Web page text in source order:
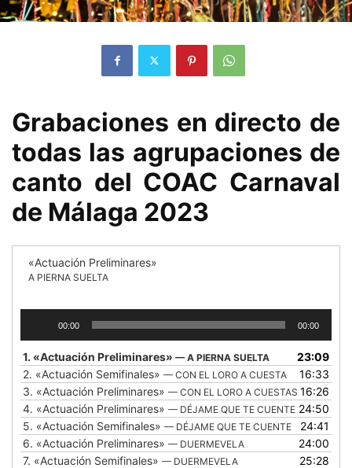
Grabaciones en directo de
todas las agrupaciones de
canto del COAC Carnaval
de Málaga 2023
«Actuación Preliminares»
A PIERNA SUELTA
audio
00:00 00:00
1. «Actuación Preliminares» — A PIERNA SUELTA
23:09
2. «Actuación Semifinales» — CON EL LORO A CUESTA
16:33
3. «Actuación Preliminares» — CON EL LORO A CUESTAS 16:26
4. «Actuación Preliminares» — DÉJAME QUE TE CUENTE 24:50
5. «Actuación Semifinales» — DÉJAME QUE TE CUENTE
24:41
6. «Actuación Preliminares» — DUERMEVELA
24:00
7. «Actuación Semifinales» — DUERMEVELA
25:28